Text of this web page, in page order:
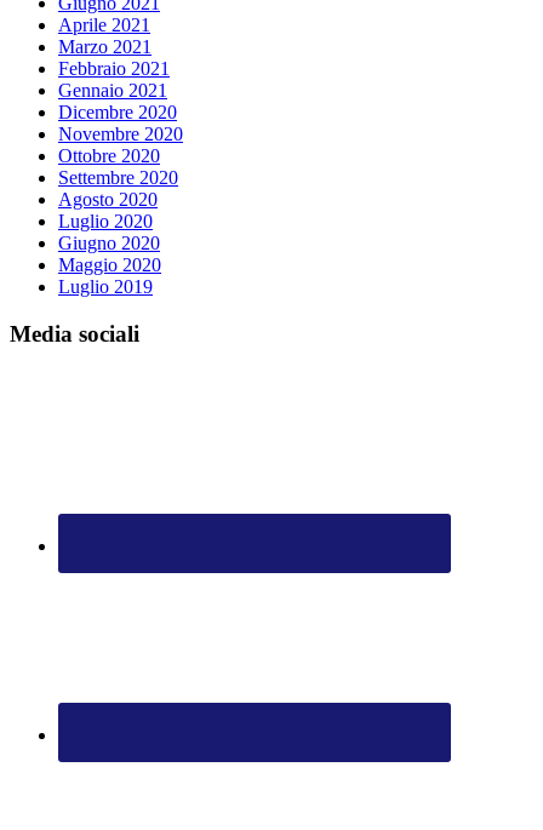
Aprile 2021
Marzo 2021
Febbraio 2021
Gennaio 2021
Dicembre 2020
Novembre 2020
Ottobre 2020
Settembre 2020
Agosto 2020
Luglio 2020
Giugno 2020
Maggio 2020
Luglio 2019
Media sociali